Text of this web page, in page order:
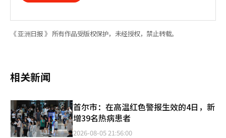
《 亚洲日报 》 所有作品受版权保护，未经授权，禁止转载。
相关新闻
首尔市：在高温红色警报生效的4日，新
增39名热病患者
2026-08-05 21:56:00